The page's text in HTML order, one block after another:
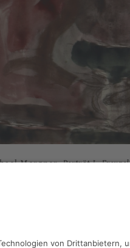
Morgner,Porträt J. Frenzel